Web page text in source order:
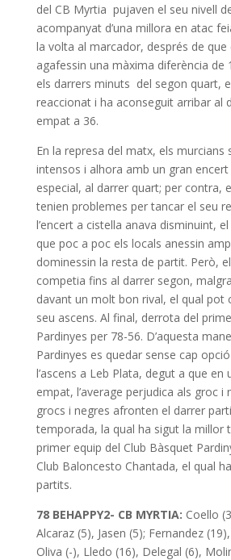
del CB Myrtia pujaven el seu nivell
acompanyat d’una millora en atac
la volta al marcador, després de que
agafessin una màxima diferència de
els darrers minuts del segon quart,
reaccionat i ha aconseguit arribar al
empat a 36.
En la represa del matx, els
intensos i alhora amb un gran
especial, al darrer quart; per contra,
tenien problemes per tancar el seu
l’encert a cistella anava disminuint,
que poc a poc els locals anessin
dominessin la resta de partit. Però,
competia fins al darrer segon,
davant un molt bon rival, el qual pot
seu ascens. Al final, derrota del
Pardinyes per 78-56. D’aquesta
Pardinyes es quedar sense cap
l’ascens a Leb Plata, degut a que en
empat, l’average perjudica als groc i
grocs i negres afronten el darrer
temporada, la qual ha sigut la millor
primer equip del Club Bàsquet
Club Baloncesto Chantada, el qual
partits.
78 BEHAPPY2- CB MYRTIA: Coello
Alcaraz (5), Jasen (5); Fernandez
Oliva (-), Lledo (16), Delegal (6),